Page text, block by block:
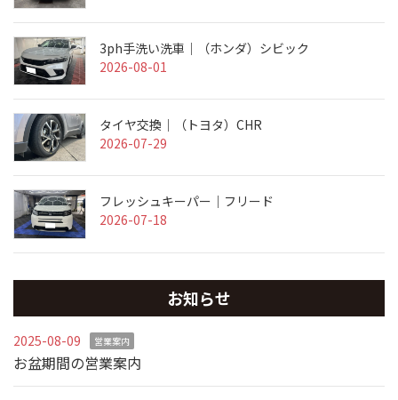
3ph手洗い洗車｜（ホンダ）シビック
2026-08-01
タイヤ交換｜（トヨタ）CHR
2026-07-29
フレッシュキーパー｜フリード
2026-07-18
お知らせ
2025-08-09 営業案内
お盆期間の営業案内